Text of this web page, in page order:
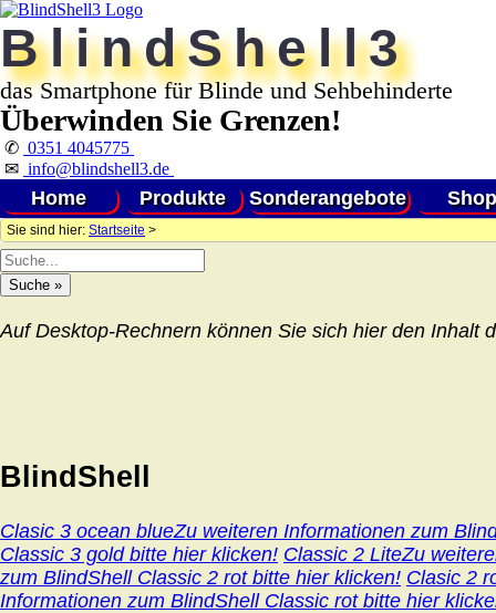
BlindShell3
das Smartphone für Blinde und Sehbehinderte
Überwinden Sie Grenzen!
✆ 0351 4045775
✉ info@blindshell3.de
Home Produkte Sonderangebote
Sie sind hier: Startseite >
Auf Desktop-Rechnern können Sie sich hier den Inhalt
BlindShell
Clasic 3 ocean blueZu weiteren Informationen zum
Classic 3 gold bitte hier klicken! Classic 2 LiteZu
zum BlindShell Classic 2 rot bitte hier klicken! Clasic 2
Informationen zum BlindShell Classic rot bitte hier